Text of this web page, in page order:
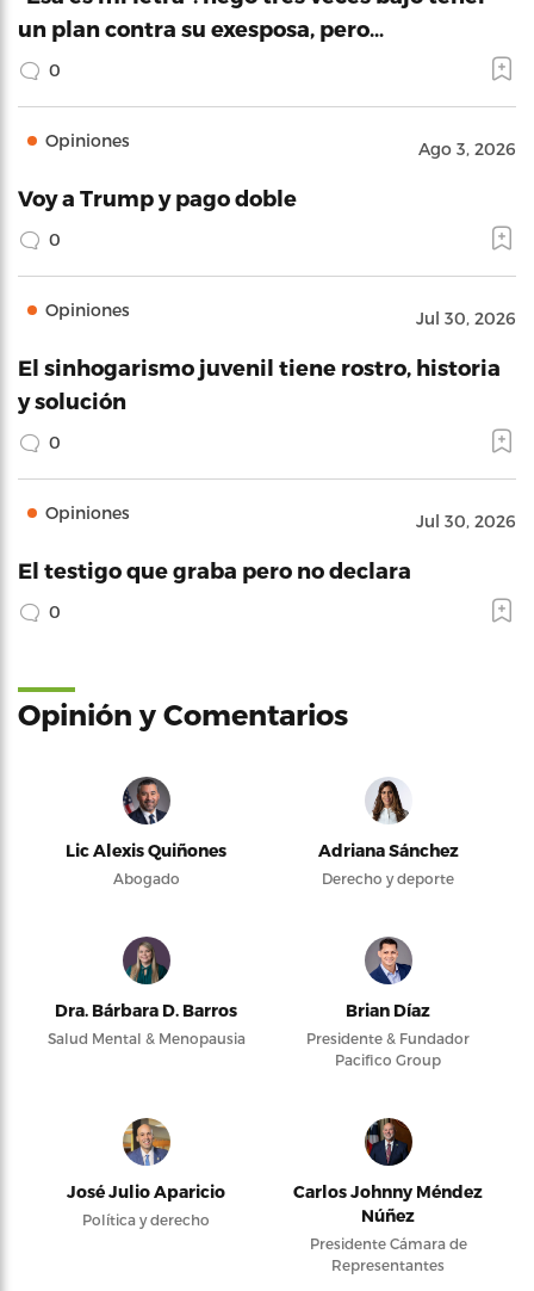
un plan contra su exesposa, pero…
0
Opiniones Ago 3, 2026
Voy a Trump y pago doble
0
Opiniones Jul 30, 2026
El sinhogarismo juvenil tiene rostro, historia
y solución
0
Opiniones Jul 30, 2026
El testigo que graba pero no declara
0
Opinión y Comentarios
Lic Alexis Quiñones
Abogado
Adriana Sánchez
Derecho y deporte
Dra. Bárbara D. Barros
Salud Mental & Menopausia
Brian Díaz
Presidente & Fundador
Pacifico Group
José Julio Aparicio
Política y derecho
Carlos Johnny Méndez
Núñez
Presidente Cámara de
Representantes